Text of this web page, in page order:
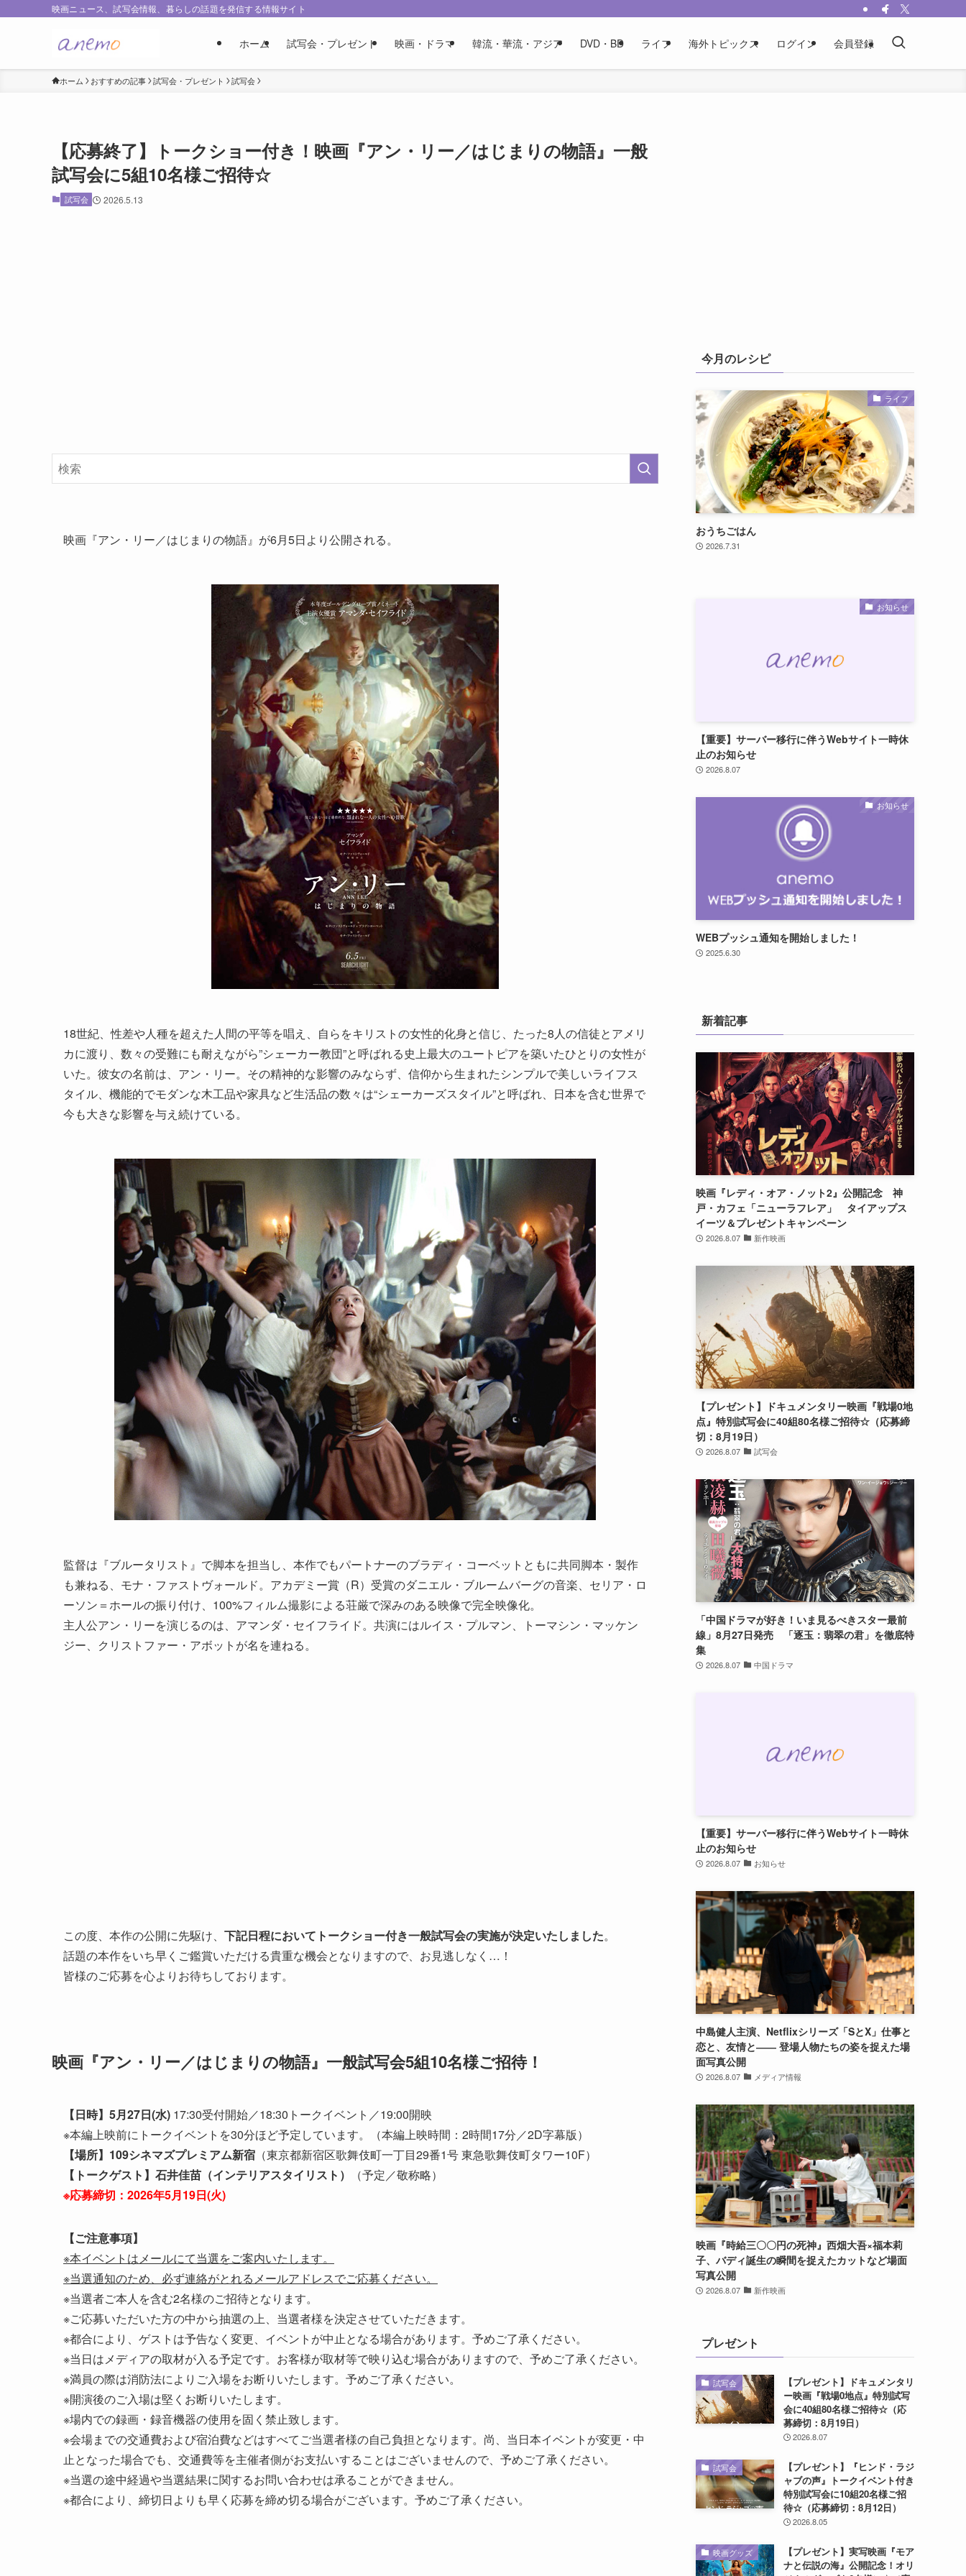
映画ニュース、試写会情報、暮らしの話題を発信する情報サイト
ホーム 試写会・プレゼント 映画・ドラマ 韓流・華流・アジア DVD・BD ライフ 海外トピックス ログイン 会員登録
ホーム おすすめの記事 試写会・プレゼント 試写会
【応募終了】トークショー付き！映画『アン・リー／はじまりの物語』一般
試写会に5組10名様ご招待☆
試写会 2026.5.13
映画『アン・リー／はじまりの物語』が6月5日より公開される。
18世紀、性差や人種を超えた人間の平等を唱え、自らをキリストの女性的化身と信じ、たった8人の信徒とアメリ
カに渡り、数々の受難にも耐えながら”シェーカー教団”と呼ばれる史上最大のユートピアを築いたひとりの女性が
いた。彼女の名前は、アン・リー。その精神的な影響のみならず、信仰から生まれたシンプルで美しいライフス
タイル、機能的でモダンな木工品や家具など生活品の数々は“シェーカーズスタイル”と呼ばれ、日本を含む世界で
今も大きな影響を与え続けている。
監督は『ブルータリスト』で脚本を担当し、本作でもパートナーのブラディ・コーベットともに共同脚本・製作
も兼ねる、モナ・ファストヴォールド。アカデミー賞（R）受賞のダニエル・ブルームバーグの音楽、セリア・ロ
ーソン＝ホールの振り付け、100%フィルム撮影による荘厳で深みのある映像で完全映像化。
主人公アン・リーを演じるのは、アマンダ・セイフライド。共演にはルイス・プルマン、トーマシン・マッケン
ジー、クリストファー・アボットが名を連ねる。
この度、本作の公開に先駆け、 下記日程においてトークショー付き一般試写会の実施が決定いたしました。
話題の本作をいち早くご鑑賞いただける貴重な機会となりますので、お見逃しなく…！
皆様のご応募を心よりお待ちしております。
映画『アン・リー／はじまりの物語』一般試写会5組10名様ご招待！
【日時】5月27日(水) 17:30受付開始／18:30トークイベント／19:00開映
※本編上映前にトークイベントを30分ほど予定しています。（本編上映時間：2時間17分／2D字幕版）
【場所】109シネマズプレミアム新宿 （東京都新宿区歌舞伎町一丁目29番1号 東急歌舞伎町タワー10F）
【トークゲスト】石井佳苗（インテリアスタイリスト）
（予定／敬称略）
※応募締切：2026年5月19日(火)
【ご注意事項】
※本イベントはメールにて当選をご案内いたします。
※当選通知のため、必ず連絡がとれるメールアドレスでご応募ください。
※当選者ご本人を含む2名様のご招待となります。
※ご応募いただいた方の中から抽選の上、当選者様を決定させていただきます。
※都合により、ゲストは予告なく変更、イベントが中止となる場合があります。予めご了承ください。
※当日はメディアの取材が入る予定です。お客様が取材等で映り込む場合がありますので、予めご了承ください。
※満員の際は消防法によりご入場をお断りいたします。予めご了承ください。
※開演後のご入場は堅くお断りいたします。
※場内での録画・録音機器の使用を固く禁止致します。
※会場までの交通費および宿泊費などはすべてご当選者様の自己負担となります。尚、当日本イベントが変更・中
止となった場合でも、交通費等を主催者側がお支払いすることはございませんので、予めご了承ください。
※当選の途中経過や当選結果に関するお問い合わせは承ることができません。
※都合により、締切日よりも早く応募を締め切る場合がございます。予めご了承ください。
今月のレシピ
ライフ
おうちごはん
2026.7.31
お知らせ
【重要】サーバー移行に伴うWebサイト一時休
止のお知らせ
2026.8.07
お知らせ
WEBプッシュ通知を開始しました！
2025.6.30
新着記事
映画『レディ・オア・ノット2』公開記念 神
戸・カフェ「ニューラフレア」 タイアップス
イーツ＆プレゼントキャンペーン
2026.8.07 新作映画
【プレゼント】ドキュメンタリー映画『戦場0地
点』特別試写会に40組80名様ご招待☆（応募締
切：8月19日）
2026.8.07 試写会
「中国ドラマが好き！いま見るべきスター最前
線」8月27日発売 「逐玉：翡翠の君」を徹底特
集
2026.8.07 中国ドラマ
【重要】サーバー移行に伴うWebサイト一時休
止のお知らせ
2026.8.07 お知らせ
中島健人主演、Netflixシリーズ「SとX」仕事と
恋と、友情と―― 登場人物たちの姿を捉えた場
面写真公開
2026.8.07 メディア情報
映画『時給三〇〇円の死神』西畑大吾×福本莉
子、バディ誕生の瞬間を捉えたカットなど場面
写真公開
2026.8.07 新作映画
プレゼント
試写会
【プレゼント】ドキュメンタリ
ー映画『戦場0地点』特別試写
会に40組80名様ご招待☆（応
募締切：8月19日）
2026.8.07
試写会
【プレゼント】『ヒンド・ラジ
ャブの声』トークイベント付き
特別試写会に10組20名様ご招
待☆（応募締切：8月12日）
2026.8.05
映画グッズ
【プレゼント】実写映画『モア
ナと伝説の海』公開記念！オリ